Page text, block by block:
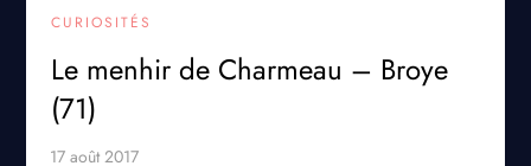
CURIOSITÉS
Le menhir de Charmeau – Broye
(71)